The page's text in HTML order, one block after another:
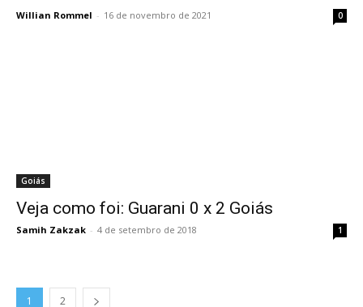
Willian Rommel - 16 de novembro de 2021 0
Goiás
Veja como foi: Guarani 0 x 2 Goiás
Samih Zakzak - 4 de setembro de 2018 1
1 2